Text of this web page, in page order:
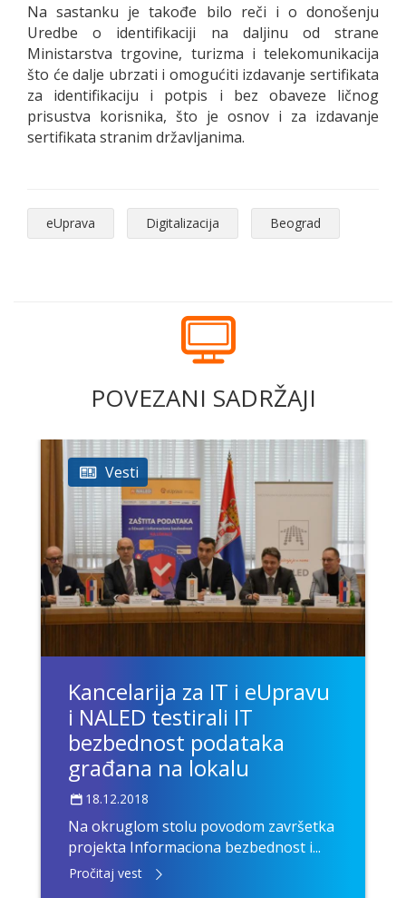
Na sastanku je takođe bilo reči i o donošenju
Uredbe o identifikaciji na daljinu od strane
Ministarstva trgovine, turizma i telekomunikacija
što će dalje ubrzati i omogućiti izdavanje sertifikata
za identifikaciju i potpis i bez obaveze ličnog
prisustva korisnika, što je osnov i za izdavanje
sertifikata stranim državljanima.
eUprava Digitalizacija Beograd
POVEZANI SADRŽAJI
Vesti
Kancelarija za IT i eUpravu
i NALED testirali IT
bezbednost podataka
građana na lokalu
18.12.2018
Na okruglom stolu povodom završetka
projekta Informaciona bezbednost i...
Pročitaj vest